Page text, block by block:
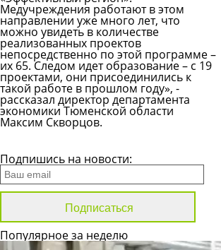
Медучреждения работают в этом
направлении уже много лет, что
можно увидеть в количестве
реализованных проектов
непосредственно по этой программе –
их 65. Следом идет образование – с 19
проектами, они присоединились к
такой работе в прошлом году», -
рассказал директор департамента
экономики Тюменской области
Максим Скворцов.
Подпишись на новости:
Популярное за неделю